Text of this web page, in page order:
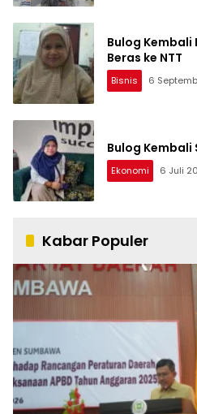
Bulog
Beras ke NTT
Bisnis 6
Bulog Kembali
Ekonomi 6 Juli
Kabar Populer